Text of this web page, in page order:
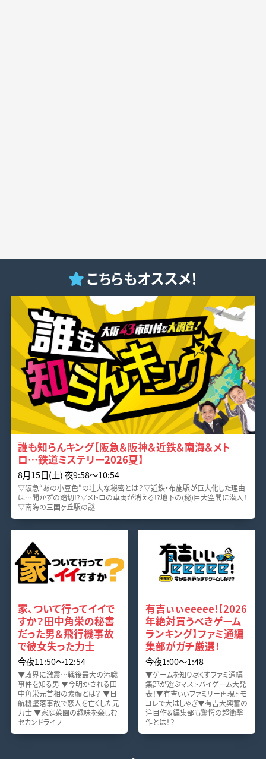
こちらもオススメ！
誰も知らんキング【阪急＆阪神＆近鉄＆南海＆メト
ロ…鉄道ミステリー2026夏】
8月15日(土) 夜9:58〜10:54
▽阪急“あの小豆色”の壮大な秘密とは？▽近鉄・布施駅が巨大化した理由
は…開かずの踏切!?▽メトロの車両が消える!?地下の(秘)巨大空間に潜入！
▽南海の三国ヶ丘駅の謎
家、ついて行ってイイで
すか？田中角栄の秘書
だった男＆飛行機事故
で彼女失った力士
今夜11:50〜12:54
▼政界に激震…戦後最大の汚職
事件を知る男 ▼今明かされる田
中角栄元首相の素顔とは？ ▼日
航機墜落事故で恋人を亡くした元
力士 ▼家庭菜園の趣味を楽しむ
セカンドライフ
有吉ぃぃeeeee!【2026
年絶対買うべきゲーム
ランキング】ファミ通編
集部がガチ厳選！
今夜1:00〜1:48
▼ゲームを知り尽くすファミ通編
集部が選ぶマストバイゲーム大発
表！▼有吉ぃぃファミリー再現トモ
コレで大はしゃぎ▼有吉大興奮の
注目作＆編集部も驚愕の超衝撃
作とは！？